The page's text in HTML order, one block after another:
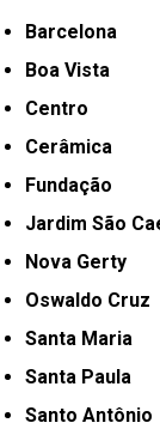
Barcelona
Boa Vista
Centro
Cerâmica
Fundação
Jardim São
Nova Gerty
Oswaldo Cruz
Santa Maria
Santa Paula
Santo Antônio